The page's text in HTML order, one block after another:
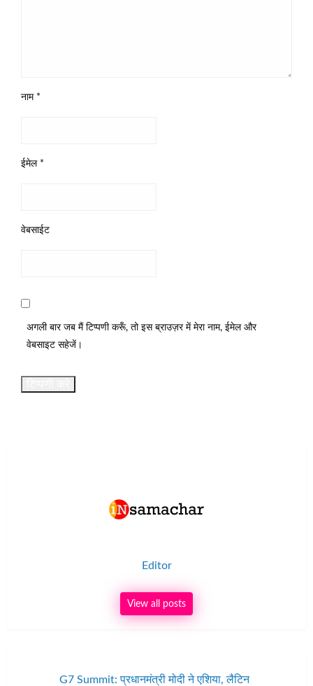
नाम *
ईमेल *
वेबसाईट
अगली बार जब मैं टिप्पणी करूँ, तो इस ब्राउज़र में मेरा नाम, ईमेल और
वेबसाइट सहेजें।
Editor
View all posts
G7 Summit: प्रधानमंत्री मोदी ने एशिया, लैटिन